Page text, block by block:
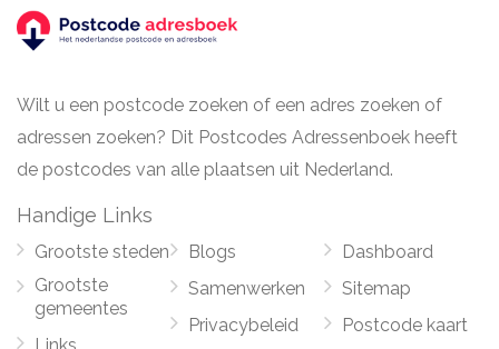
Wilt u een postcode zoeken of een adres zoeken of
adressen zoeken? Dit Postcodes Adressenboek heeft
de postcodes van alle plaatsen uit Nederland.
Handige Links
Grootste steden
Grootste
gemeentes
Blogs
Samenwerken
Privacybeleid
Dashboard
Sitemap
Postcode kaart